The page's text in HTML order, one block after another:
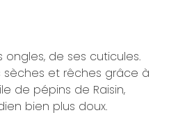
ongles, de ses cuticules.
sèches et rêches grâce à
de pépins de Raisin,
bien plus doux.